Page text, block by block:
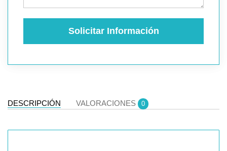
Solicitar Información
DESCRIPCIÓN VALORACIONES 0